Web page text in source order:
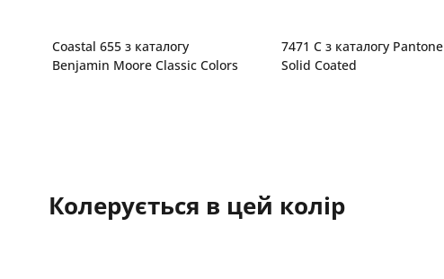
Coastal 655 з каталогу
Benjamin Moore Classic Colors
7471 C з каталогу Pantone
Solid Coated
Колерується в цей колір